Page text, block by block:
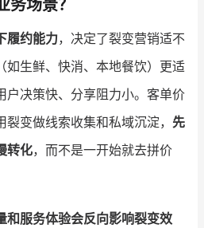
设计服务商
数据通服务
务场景？
履约能力，决定了裂变营销适不
如生鲜、快消、本地餐饮）更适
户决策快、分享阻力小。客单价
变做线索收集和私域沉淀， 先
转化，而不是一开始就去拼价
和服务体验会反向影响裂变效